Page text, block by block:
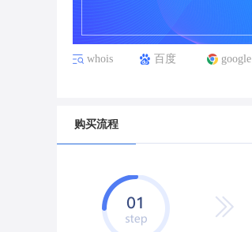
whois 百度 google
购买流程